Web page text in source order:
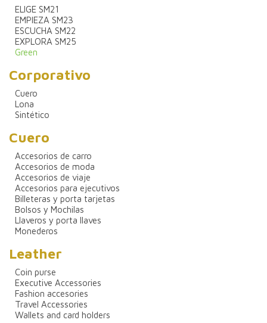
ELIGE SM21
EMPIEZA SM23
ESCUCHA SM22
EXPLORA SM25
Green
Corporativo
Cuero
Lona
Sintético
Cuero
Accesorios de carro
Accesorios de moda
Accesorios de viaje
Accesorios para ejecutivos
Billeteras y porta tarjetas
Bolsos y Mochilas
Llaveros y porta llaves
Monederos
Leather
Coin purse
Executive Accessories
Fashion accesories
Travel Accessories
Wallets and card holders